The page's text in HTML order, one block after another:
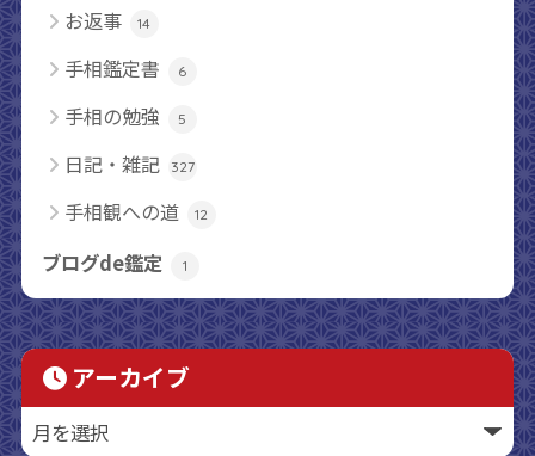
お返事 14
手相鑑定書 6
手相の勉強 5
日記・雑記 327
手相観への道 12
ブログde鑑定 1
アーカイブ